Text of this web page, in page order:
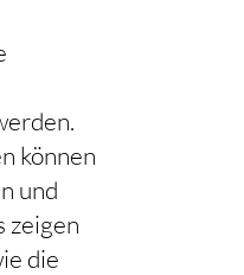
können
und
zeigen
die